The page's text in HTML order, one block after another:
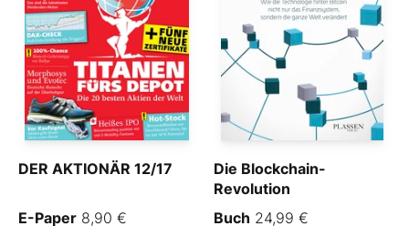
DER AKTIONÄR 12/17
E-Paper 8,90 €
Die Blockchain-
Revolution
Buch 24,99 €